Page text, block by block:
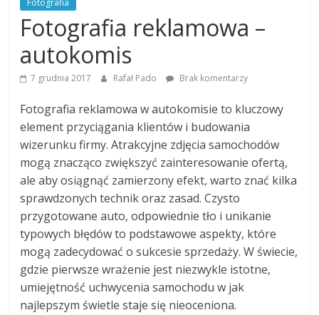
Fotografia
Fotografia reklamowa –
autokomis
7 grudnia 2017 Rafał Pado Brak komentarzy
Fotografia reklamowa w autokomisie to kluczowy
element przyciągania klientów i budowania
wizerunku firmy. Atrakcyjne zdjęcia samochodów
mogą znacząco zwiększyć zainteresowanie ofertą,
ale aby osiągnąć zamierzony efekt, warto znać kilka
sprawdzonych technik oraz zasad. Czysto
przygotowane auto, odpowiednie tło i unikanie
typowych błędów to podstawowe aspekty, które
mogą zadecydować o sukcesie sprzedaży. W świecie,
gdzie pierwsze wrażenie jest niezwykle istotne,
umiejętność uchwycenia samochodu w jak
najlepszym świetle staje się nieoceniona.